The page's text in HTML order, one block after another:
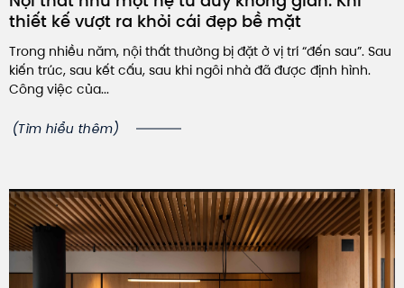
thiết kế vượt ra khỏi cái đẹp bề mặt
Trong nhiều năm, nội thất thường bị đặt ở vị trí “đến sau”. Sau
kiến trúc, sau kết cấu, sau khi ngôi nhà đã được định hình.
Công việc của...
(Tìm hiểu thêm)